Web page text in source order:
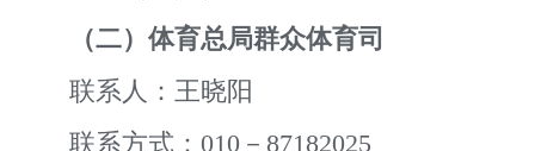
（二）体育总局群众体育司
联系人：王晓阳
联系方式：010－87182025